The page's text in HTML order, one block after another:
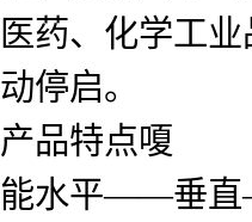
医药、化学工
动停启。
产品特点嗄
能水平——垂直